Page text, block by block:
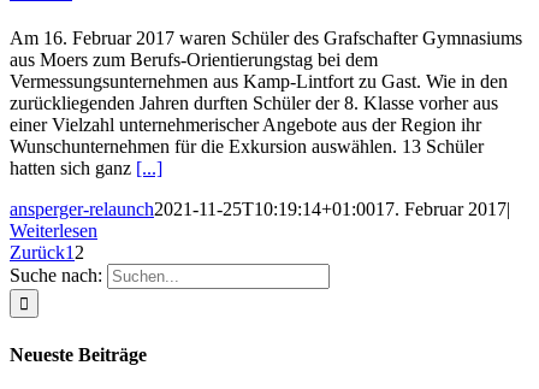
Am 16. Februar 2017 waren Schüler des Grafschafter Gymnasiums
aus Moers zum Berufs-Orientierungstag bei dem
Vermessungsunternehmen aus Kamp-Lintfort zu Gast. Wie in den
zurückliegenden Jahren durften Schüler der 8. Klasse vorher aus
einer Vielzahl unternehmerischer Angebote aus der Region ihr
Wunschunternehmen für die Exkursion auswählen. 13 Schüler
hatten sich ganz [...]
ansperger-relaunch2021-11-25T10:19:14+01:0017. Februar 2017|
Weiterlesen
Zurück1 2
Suche nach:
Neueste Beiträge